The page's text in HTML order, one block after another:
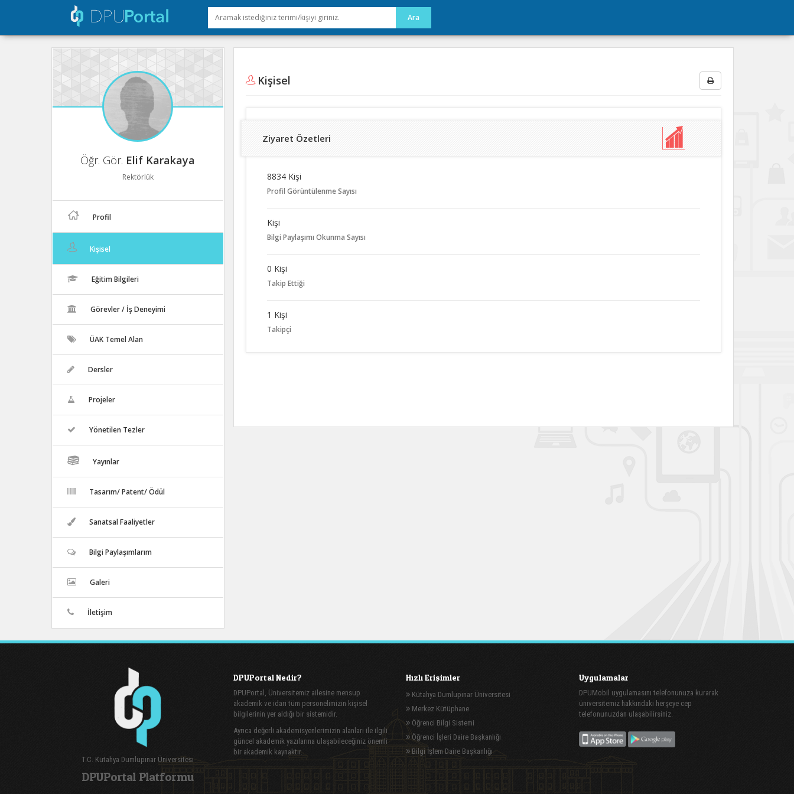
Öğr. Gör. Elif Karakaya
Rektörlük
Profil
Kişisel
Eğitim Bilgileri
Görevler / İş Deneyimi
ÜAK Temel Alan
Dersler
Projeler
Yönetilen Tezler
Yayınlar
Tasarım/ Patent/ Ödül
Sanatsal Faaliyetler
Bilgi Paylaşımlarım
Galeri
İletişim
Kişisel
Ziyaret Özetleri
8834 Kişi
Profil Görüntülenme Sayısı
Kişi
Bilgi Paylaşımı Okunma Sayısı
0 Kişi
Takip Ettiği
1 Kişi
Takipçi
T.C. Kütahya Dumlupınar Üniversitesi
DPUPortal Platformu
DPUPortal Nedir?
DPUPortal, Üniversitemiz ailesine mensup
akademik ve idari tüm personelimizin kişisel
bilgilerinin yer aldığı bir sistemidir.
Ayrıca değerli akademisyenlerimizin alanları ile ilgili
güncel akademik yazılarına ulaşabileceğiniz önemli
bir akademik kaynaktır.
Hızlı Erişimler
Kütahya Dumlupınar Üniversitesi
Merkez Kütüphane
Öğrenci Bilgi Sistemi
Öğrenci İşleri Daire Başkanlığı
Bilgi İşlem Daire Başkanlığı
Uygulamalar
DPUMobil uygulamasını telefonunuza kurarak
üniversitemiz hakkındaki herşeye cep
telefonunuzdan ulaşabilirsiniz.